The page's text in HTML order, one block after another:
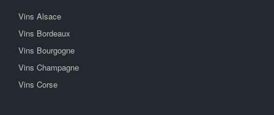
Vins Alsace
Vins Bordeaux
Vins Bourgogne
Vins Champagne
Vins Corse